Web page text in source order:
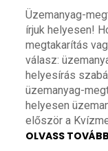
Üzemanyag-
írjuk helyesen!
megtakarítás
válasz:
helyesírás
üzemanyag-
helyesen
először a
OLVASS TOVÁBB